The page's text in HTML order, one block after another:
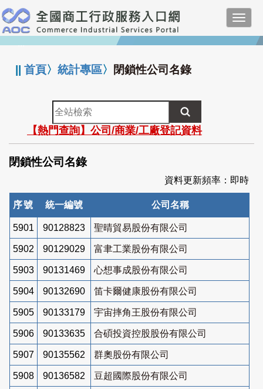
跳
到
主
要
:::
||首頁〉統計專區〉 閉鎖性公司名錄
全
站
檢
索
【熱門查詢】公司/商業/工廠登記資料
閉鎖性公司名錄
資料更新頻率：即時
序號 統一編號 公司名稱
5901 90128823 聖晴貿易股份有限公司
5902 90129029 富聿工業股份有限公司
5903 90131469 心想事成股份有限公司
5904 90132690 笛卡爾健康股份有限公司
5905 90133179 宇宙摔角王股份有限公司
5906 90133635 合碩投資控股股份有限公司
5907 90135562 群奧股份有限公司
5908 90136582 豆超國際股份有限公司